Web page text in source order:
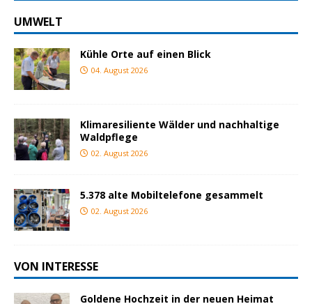
UMWELT
Kühle Orte auf einen Blick
04. August 2026
Klimaresiliente Wälder und nachhaltige
Waldpflege
02. August 2026
5.378 alte Mobiltelefone gesammelt
02. August 2026
VON INTERESSE
Goldene Hochzeit in der neuen Heimat